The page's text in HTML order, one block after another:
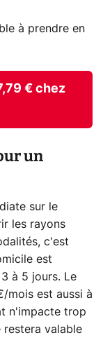
à prendre en
€ chez
un
sur le
les rayons
c'est
est
à 5 jours. Le
mois est aussi à
n'impacte trop
restera valable